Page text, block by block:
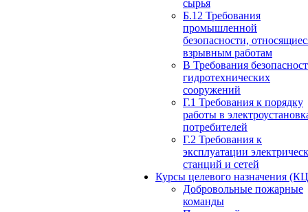
сырья
Б.12 Требования
промышленной
безопасности,
взрывным работам
В Требования
гидротехнических
сооружений
Г.1 Требования к порядку
работы в
потребителей
Г.2 Требования к
эксплуатации
станций и сетей
Курсы целевого назначения
Добровольные пожарные
команды